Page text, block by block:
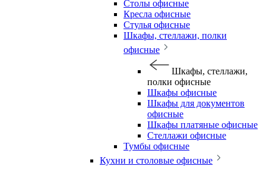
Столы офисные
Кресла офисные
Стулья офисные
Шкафы, стеллажи, полки
офисные
Шкафы, стеллажи,
полки офисные
Шкафы офисные
Шкафы для документов
офисные
Шкафы платяные офисные
Стеллажи офисные
Тумбы офисные
Кухни и столовые офисные